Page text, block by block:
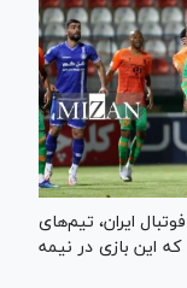
ایران، تیم‌های
این بازی در نیمه